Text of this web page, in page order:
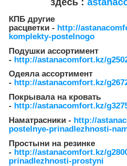
КПБ другие
расцветки - http://
komplekty-postelnogo
Подушки ассортимент
- http://astanacomfort.kz/
Одеяла ассортимент
- http://astanacomfort.kz/
Покрывала на кровать
- http://astanacomfort.kz/
Наматрасники - http://
postelnye-prinadlezhnosti-
Простыни на резинке
- http://astanacomfort.kz/
prinadlezhnosti-prostyni